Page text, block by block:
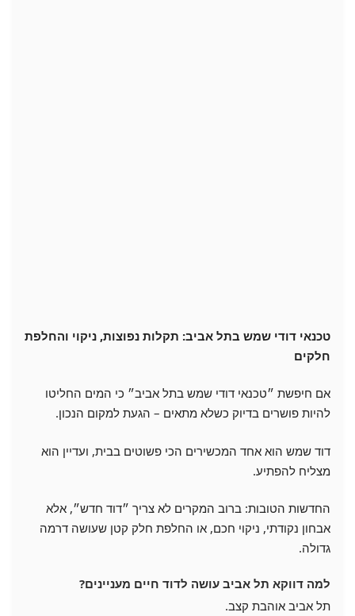
טכנאי דודי שמש בתל אביב: תקלות נפוצות, ניקוי והחלפת
חלקים
אם חיפשת ״טכנאי דודי שמש בתל אביב״ כי המים החליטו
להיות פושרים בדיוק כשלא מתאים – הגעת למקום הנכון.
דוד שמש הוא אחד המכשירים הכי פשוטים בבית, ועדיין הוא
מצליח להפתיע.
החדשות הטובות: ברוב המקרים לא צריך ״דוד חדש״, אלא
אבחון נקודתי, ניקוי חכם, או החלפת חלק קטן שעושה דרמה
גדולה.
למה דווקא תל אביב עושה לדוד חיים מעניינים?
תל אביב אוהבת קצב.